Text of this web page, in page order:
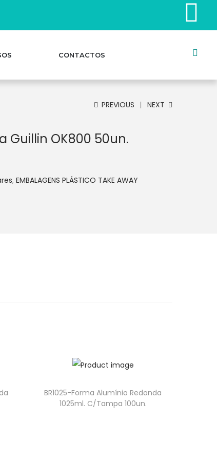
CONTACTOS
PREVIOUS NEXT
Guillin OK800 50un.
, EMBALAGENS PLÁSTICO TAKE AWAY
BR1025-Forma Alumínio Redonda
1025ml. C/Tampa 100un.